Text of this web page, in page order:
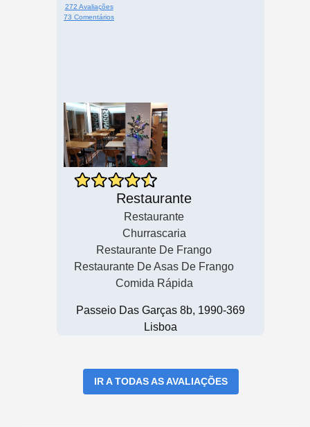
272 Avaliações
73 Comentários
Restaurante
Restaurante
Churrascaria
Restaurante De Frango
Restaurante De Asas De Frango
Comida Rápida
Passeio Das Garças 8b, 1990-369
Lisboa
IR A TODAS AS AVALIAÇÕES